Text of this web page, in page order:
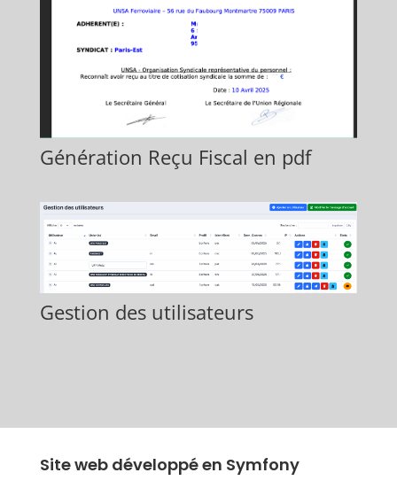
Génération Reçu Fiscal en pdf
Gestion des utilisateurs
Site web développé en Symfony